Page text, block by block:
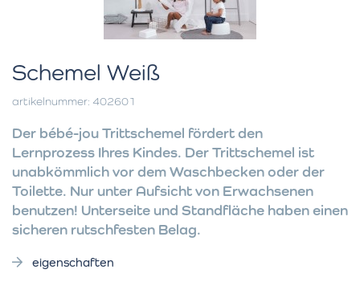
Schemel Weiß
artikelnummer: 402601
Der bébé-jou Trittschemel fördert den
Lernprozess Ihres Kindes. Der Trittschemel ist
unabkömmlich vor dem Waschbecken oder der
Toilette. Nur unter Aufsicht von Erwachsenen
benutzen! Unterseite und Standfläche haben einen
sicheren rutschfesten Belag.
eigenschaften